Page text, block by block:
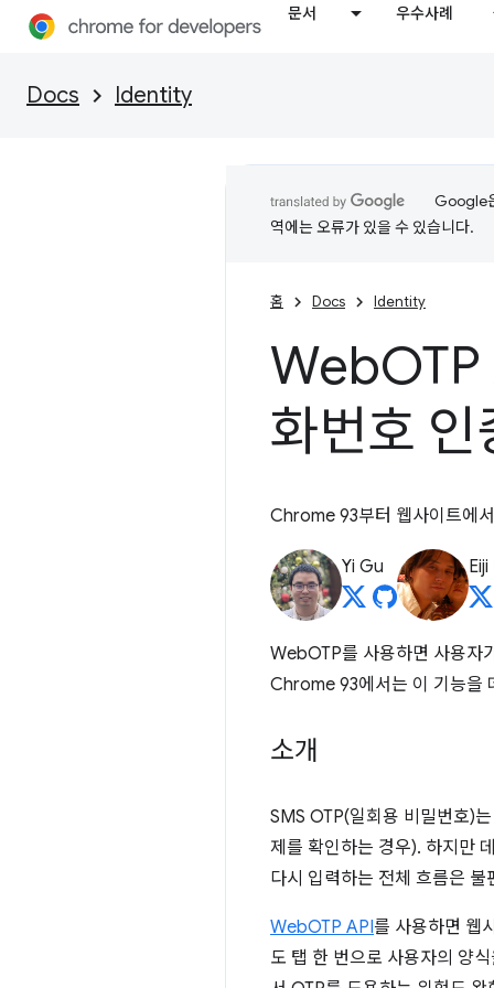
문서 우수사례
Docs Identity
Google
역에는 오류가 있을 수 있습니다.
홈 Docs Identity
Web
화번호 인
Chrome 93부터 웹사이트에
Yi Gu
WebOTP를 사용하면 사용자
Chrome 93에서는 이 기능을
소개
SMS OTP(일회용 비밀번호)
제를 확인하는 경우). 하지만
다시 입력하는 전체 흐름은
WebOTP API를 사용하면 웹
도 탭 한 번으로 사용자의 양